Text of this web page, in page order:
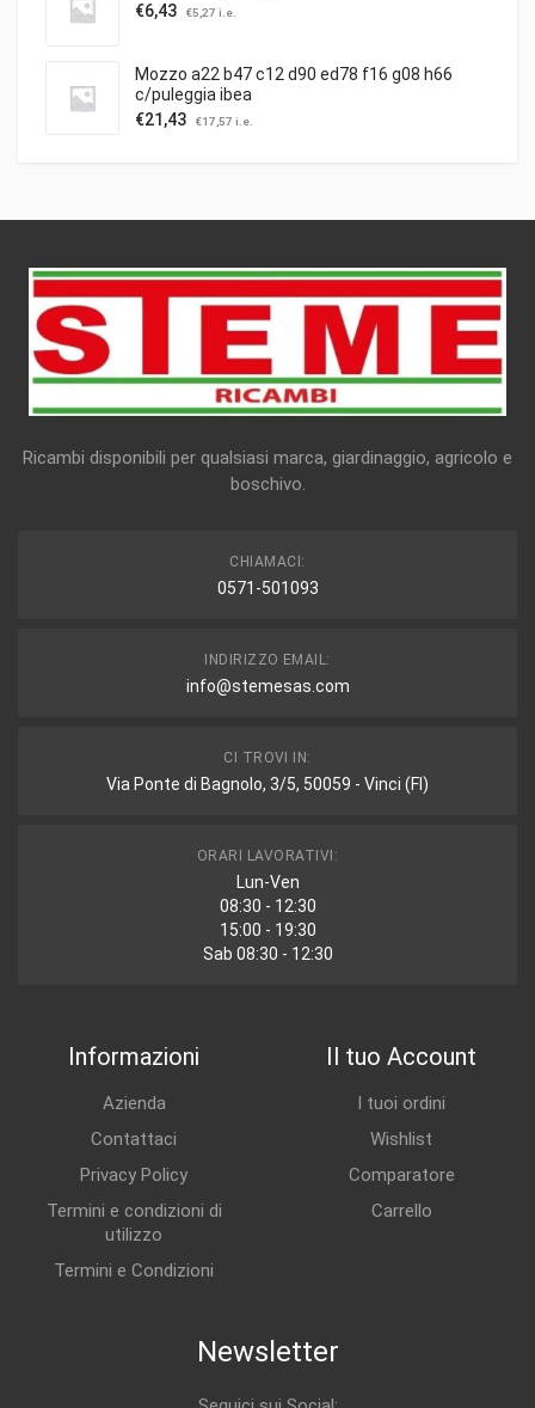
€6,43 €5,27 i.e.
Mozzo a22 b47 c12 d90 ed78 f16 g08 h66
c/puleggia ibea
€21,43 €17,57 i.e.
Ricambi disponibili per qualsiasi marca, giardinaggio, agricolo e
boschivo.
CHIAMACI:
0571-501093
INDIRIZZO EMAIL:
info@stemesas.com
CI TROVI IN:
Via Ponte di Bagnolo, 3/5, 50059 - Vinci (FI)
ORARI LAVORATIVI:
Lun-Ven
08:30 - 12:30
15:00 - 19:30
Sab 08:30 - 12:30
Informazioni
Azienda
Contattaci
Privacy Policy
Termini e condizioni di
utilizzo
Termini e Condizioni
Il tuo Account
I tuoi ordini
Wishlist
Comparatore
Carrello
Newsletter